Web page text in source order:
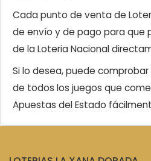
Cada punto de venta de
de envío y de pago para que
de la Loteria Nacional
Si lo desea, puede
de todos los juegos que
Apuestas del Estado